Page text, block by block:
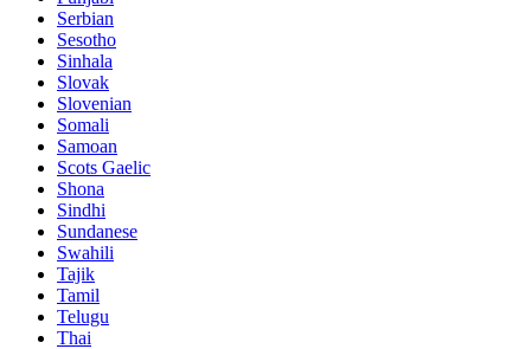
Serbian
Sesotho
Sinhala
Slovak
Slovenian
Somali
Samoan
Scots Gaelic
Shona
Sindhi
Sundanese
Swahili
Tajik
Tamil
Telugu
Thai